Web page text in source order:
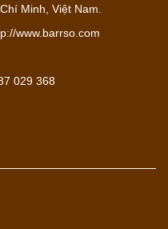
Minh, Việt Nam.
www.barrso.com
029 368